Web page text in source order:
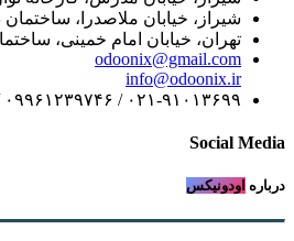
شیراز، خیابان ملاصدرا، ساختمان
تهران، خیابان امام خمینی،
odoonix@gmail.com
info@odoonix.ir
۰۲۱-۹۱۰۱۳۶۹۹ / ۰۹۹۶۱۲۳۹۷۴۶ / ۰۹۱۰۱۹۸۱۷۱۳-۱۴
Social Media
درباره اودونیکس